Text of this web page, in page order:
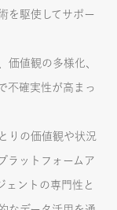
を駆使してサポー
価値観の多様化、
不確実性が高まっ
りの価値観や状況
ラットフォームア
ェントの専門性と